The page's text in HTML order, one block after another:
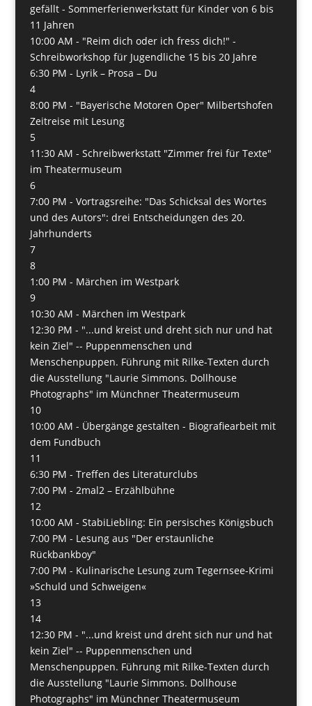
gefällt - Sommerferienwerkstatt für Kinder von 6 bis
11 Jahren
10:00 AM - "Reim dich oder ich fress dich!" -
Schreibworkshop für Jugendliche 15 bis 20 Jahre
6:30 PM - Lyrik – Prosa – Du
4
8:00 PM - "Bayerische Motoren Oper" Milbertshofen
Zeitreise mit Lesung
5
11:30 AM - Schreibwerkstatt "Zimmer frei für Texte"
im Theatermuseum
6
7:00 PM - Vortragsreihe: "Das Schicksal des Wortes
und des Autors": drei Entscheidungen des 20.
Jahrhunderts
7
8
1:00 PM - Märchen im Westpark
9
10:30 AM - Märchen im Westpark
12:30 PM - "...und kreist und dreht sich nur und hat
kein Ziel" -- Puppenmenschen und
Menschenpuppen. Führung mit Rilke-Texten durch
die Ausstellung "Laurie Simmons. Dollhouse
Photographs" im Münchner Theatermuseum
10
10:00 AM - Übergänge gestalten - Biografiearbeit mit
dem Fundbuch
11
6:30 PM - Treffen des Literaturclubs
7:00 PM - 2mal2 – Erzählbühne
12
10:00 AM - StabiLiebling: Ein persisches Königsbuch
7:00 PM - Lesung aus "Der erstaunliche
Rückbankboy"
7:00 PM - Kulinarische Lesung zum Tegernsee-Krimi
»Schuld und Schweigen«
13
14
12:30 PM - "...und kreist und dreht sich nur und hat
kein Ziel" -- Puppenmenschen und
Menschenpuppen. Führung mit Rilke-Texten durch
die Ausstellung "Laurie Simmons. Dollhouse
Photographs" im Münchner Theatermuseum